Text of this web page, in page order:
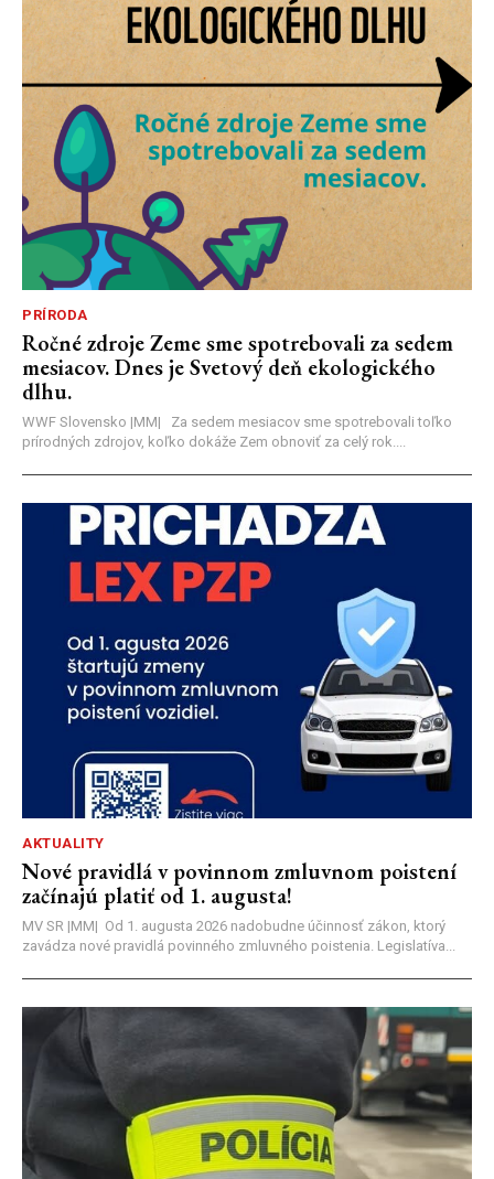
PRÍRODA
Ročné zdroje Zeme sme spotrebovali za sedem
mesiacov. Dnes je Svetový deň ekologického
dlhu.
WWF Slovensko |MM| Za sedem mesiacov sme spotrebovali toľko
prírodných zdrojov, koľko dokáže Zem obnoviť za celý rok....
AKTUALITY
Nové pravidlá v povinnom zmluvnom poistení
začínajú platiť od 1. augusta!
MV SR |MM| Od 1. augusta 2026 nadobudne účinnosť zákon, ktorý
zavádza nové pravidlá povinného zmluvného poistenia. Legislatíva...